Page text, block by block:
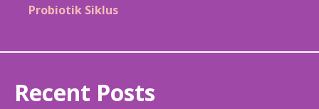
Probiotik Siklus
Recent Posts